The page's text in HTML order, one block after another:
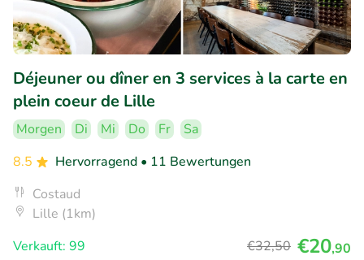
Déjeuner ou dîner en 3 services à la carte en
plein coeur de Lille
Morgen Di Mi Do Fr
Sa
8.5
Hervorragend • 11 Bewertungen
Costaud
Lille (1km)
Verkauft: 99
€32,50 €20,90